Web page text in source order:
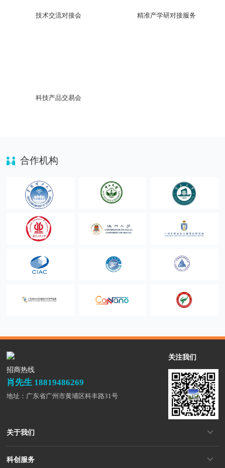
技术交流对接会 精准产学研对接服务
科技产品交易会
合作机构
华南理工大学 中山大学 暨南大学
广东工业大学 澳门大学
香港科技大学霍英东
研究院
埔材料研究院
广东省科学院 广东省微生物研究所
创新研究院
院
招商热线
肖先生 18819486269
地址：广东省广州市黄埔区科丰路31号
关于我们
科创服务
关注我们